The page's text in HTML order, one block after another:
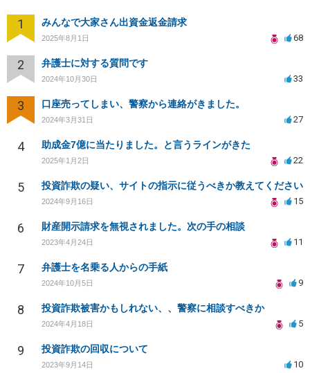
1 みんなで大家さん出資金返金請求
2025年8月1日 68
2 弁護士に対する質問です
2024年10月30日 33
3 口座売ってしまい、警察から連絡がきました。
2024年3月31日 27
4 助成金7億に当たりました。と言うラインがきた
2025年1月2日 22
5 投資詐欺の疑い、サイトの指示に従うべきか教えてください
2024年9月16日 15
6 財産開示請求を無視されました。次の手の相談
2023年4月24日 11
7 弁護士を名乗る人からの手紙
2024年10月5日 9
8 投資詐欺被害かもしれない、、警察に相談すべきか
2024年4月18日 5
9 投資詐欺の回収について
2023年9月14日 10